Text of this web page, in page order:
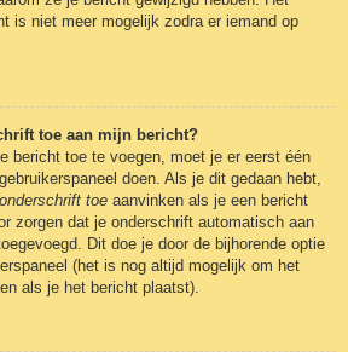
is niet meer mogelijk zodra er iemand op
toe aan mijn bericht?
bericht toe te voegen, moet je er eerst één
doen. Als je dit gedaan hebt,
toe aanvinken als je een bericht
zorgen dat je onderschrift automatisch aan
Dit doe je door de bijhorende optie
(het is nog altijd mogelijk om het
als je het bericht plaatst).